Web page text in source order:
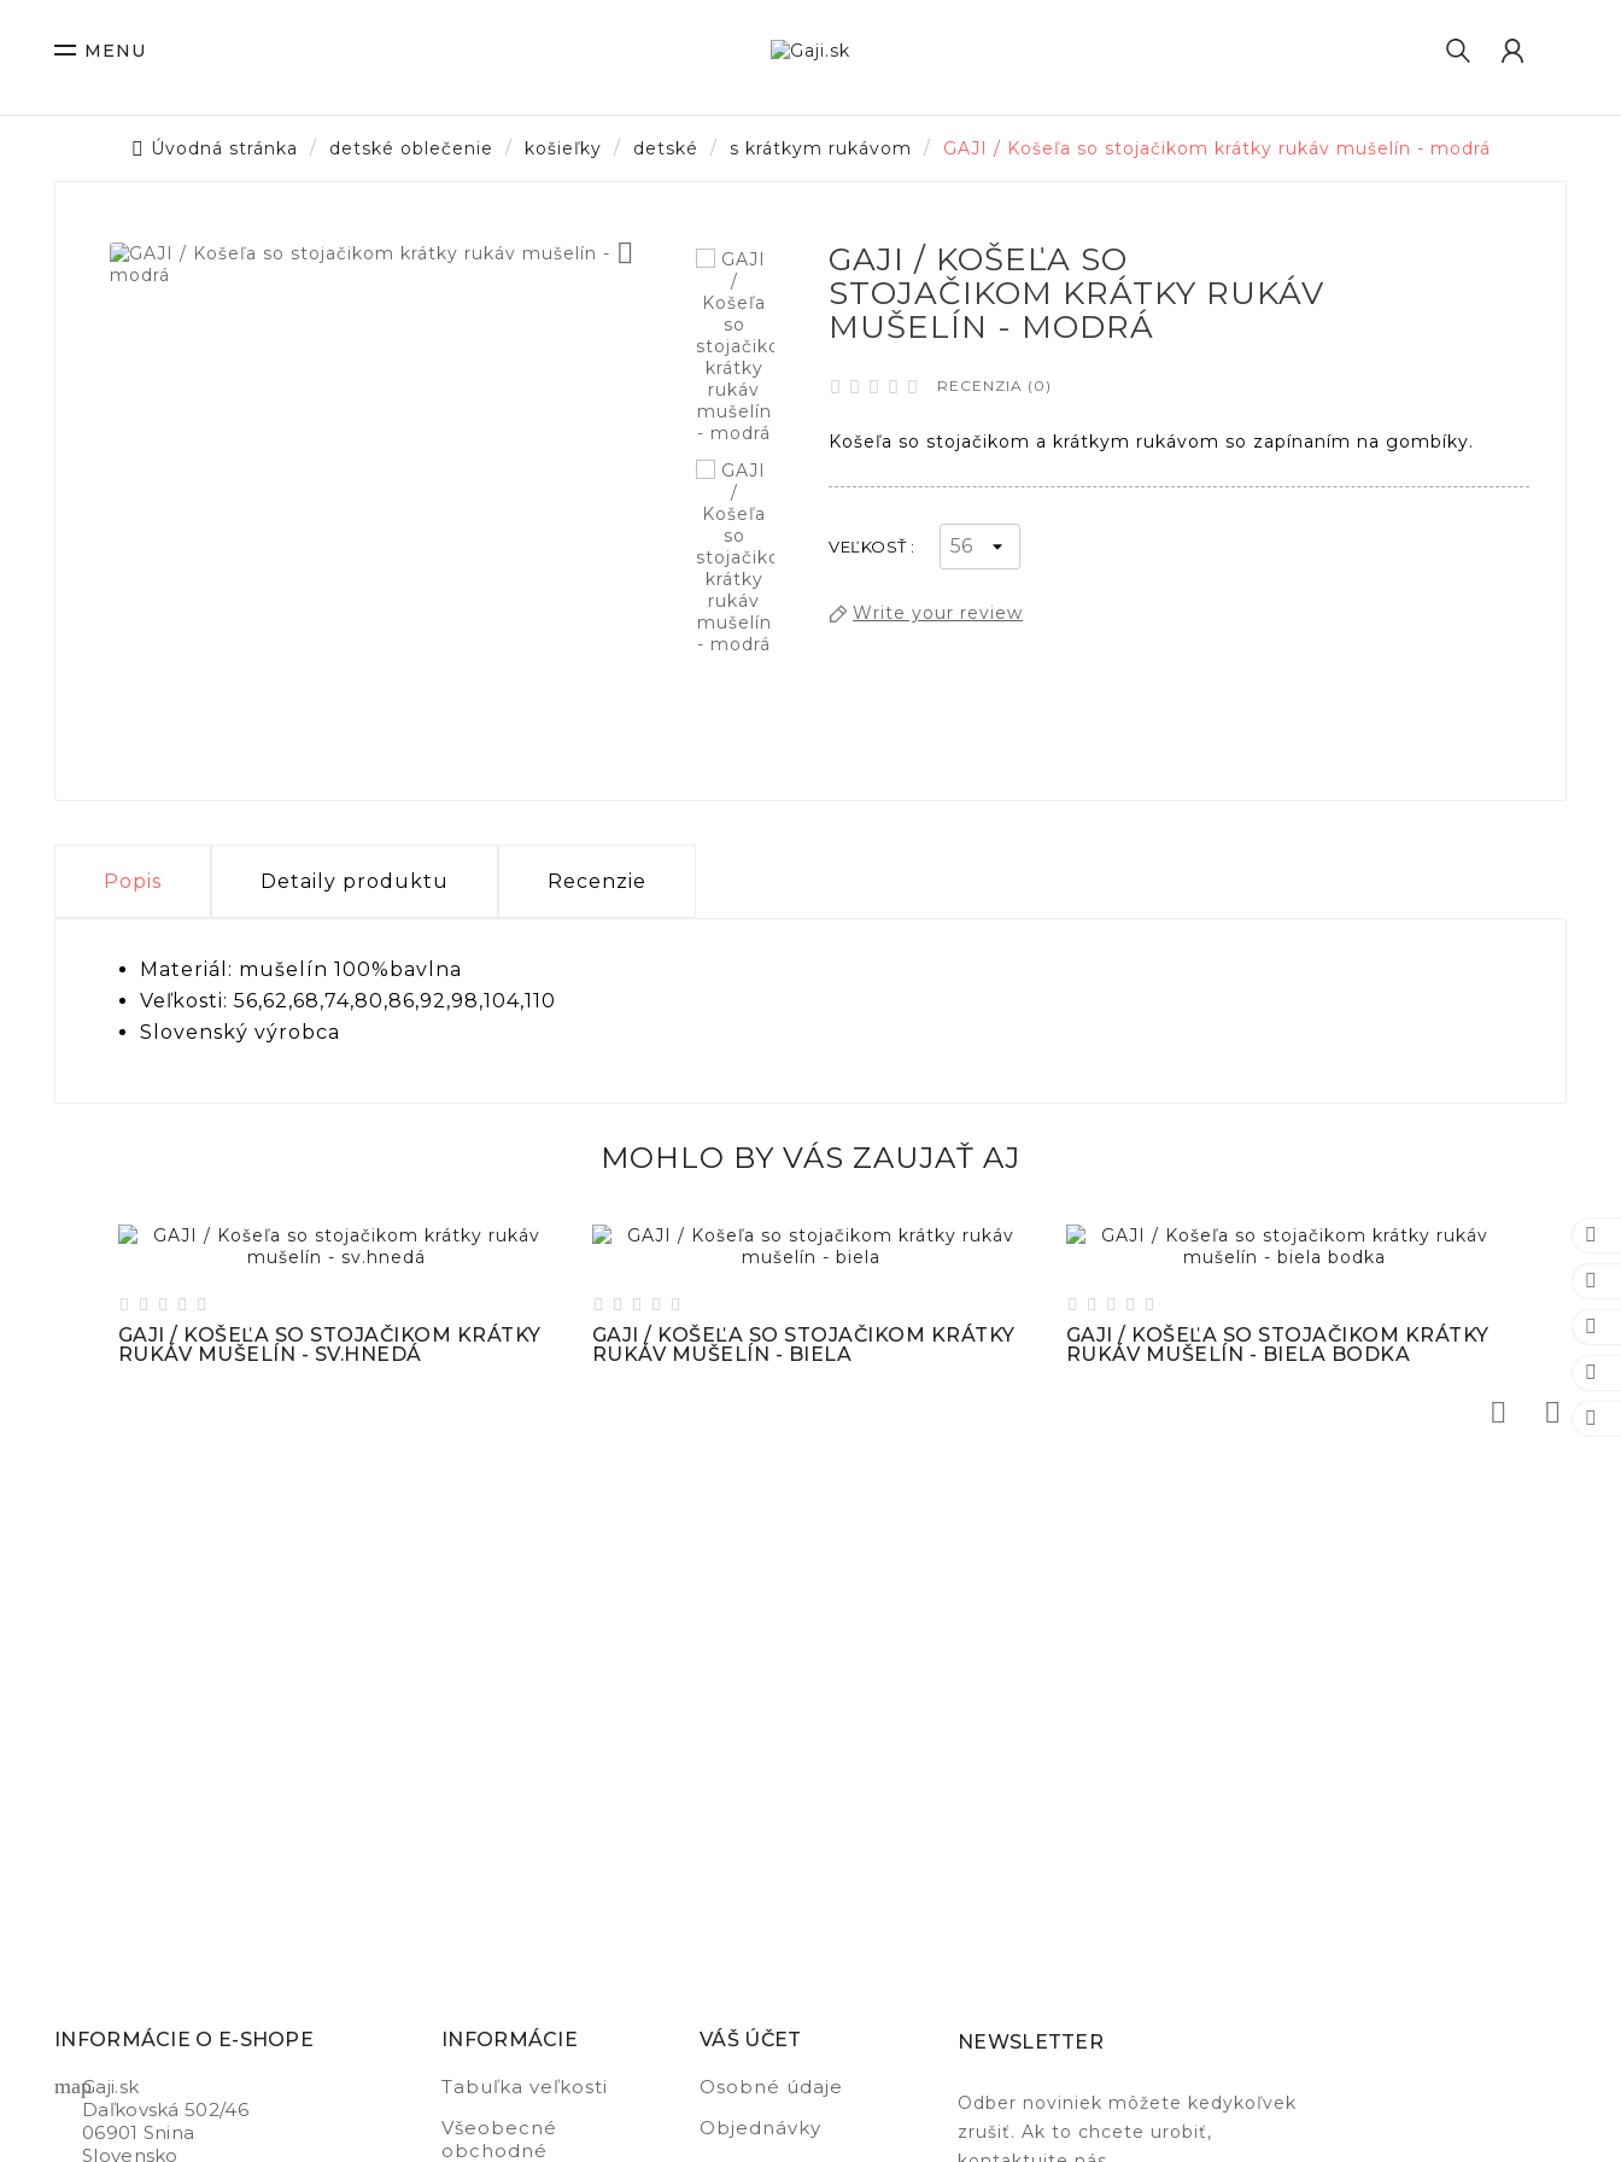
MENU
Úvodná stránka detské oblečenie košieľky detské s krátkym rukávom GAJI / Košeľa so stojačikom krátky rukáv mušelín - modrá

GAJI / KOŠEĽA SO
STOJAČIKOM KRÁTKY RUKÁV
MUŠELÍN - MODRÁ
     RECENZIA (0)
Košeľa so stojačikom a krátkym rukávom so zapínaním na gombíky.
VEĽKOSŤ :
Write your review
Popis Detaily produktu Recenzie
Materiál: mušelín 100%bavlna
Veľkosti: 56,62,68,74,80,86,92,98,104,110
Slovenský výrobca
MOHLO BY VÁS ZAUJAŤ AJ
 
    
GAJI / KOŠEĽA SO STOJAČIKOM KRÁTKY
RUKÁV MUŠELÍN - SV.HNEDÁ
    
GAJI / KOŠEĽA SO STOJAČIKOM KRÁTKY
RUKÁV MUŠELÍN - BIELA
    
GAJI / KOŠEĽA SO STOJAČIKOM KRÁTKY
RUKÁV MUŠELÍN - BIELA BODKA
INFORMÁCIE O E-SHOPE
mapGaji.sk
Daľkovská 502/46
06901 Snina
Slovensko
INFORMÁCIE
Tabuľka veľkosti
Všeobecné
obchodné
VÁŠ ÚČET
Osobné údaje
Objednávky
NEWSLETTER
Odber noviniek môžete kedykoľvek
zrušiť. Ak to chcete urobiť,




